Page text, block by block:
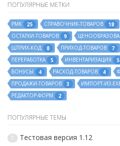
ПОПУЛЯРНЫЕ МЕТКИ
РМК 25 СПРАВОЧНИК-ТОВАРОВ 18
ОСТАТКИ-ТОВАРОВ
9
ШТРИХ-КОД
8 ПРИХОД-ТОВАРОВ 7
ПЕРЕРАБОТКА
5 ИНВЕНТАРИЗАЦИЯ 5
БОНУСЫ
4 РАСХОД-ТОВАРОВ 4
ПРОДАЖИ-ТОВАРОВ
3 ИМПОРТ-ИЗ-
РЕДАКТОР-ФОРМ
2
ПОПУЛЯРНЫЕ ТЕМЫ
1
Тестовая версия 1.12